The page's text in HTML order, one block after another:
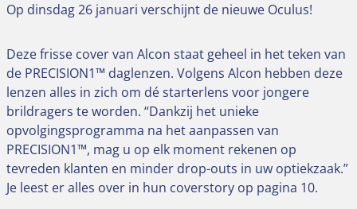
Op dinsdag 26 januari verschijnt de nieuwe Oculus!
Deze frisse cover van Alcon staat geheel in het teken van
de PRECISION1™ daglenzen. Volgens Alcon hebben deze
lenzen alles in zich om dé starterlens voor jongere
brildragers te worden. “Dankzij het unieke
opvolgingsprogramma na het aanpassen van
PRECISION1™, mag u op elk moment rekenen op
tevreden klanten en minder drop-outs in uw optiekzaak.”
Je leest er alles over in hun coverstory op pagina 10.